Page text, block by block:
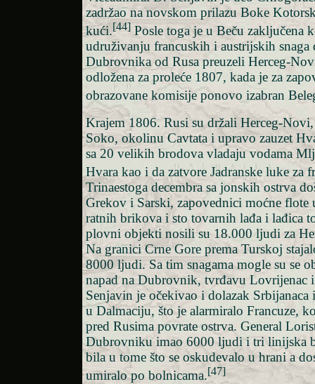
zadržao na novskom prilazu Boke
kući.[44] Posle toga je u Beču zaključena
udruživanju francuskih i austrijskih snaga
Dubrovnika od Rusa preuzeli Herceg-
odložena za proleće 1807, kada je za
obrazovane komisije ponovo izabran
Krajem 1806. Rusi su držali Herceg-
Soko, okolinu Cavtata i upravo zauzet
sa 20 velikih brodova vladaju vodama
Hvara kao i da zatvore Jadranske luke za
Trinaestoga decembra sa jonskih ostrva
Grekov i Sarski, zapovednici moćne flote
ratnih brikova i sto tovarnih lađa i lađica
plovni objekti nosili su 18.000 ljudi za
Na granici Crne Gore prema Turskoj
8000 ljudi. Sa tim snagama mogle su se
napad na Dubrovnik, tvrđavu Lovrijenac
Senjavin je očekivao i dolazak Srbijanaca
u Dalmaciju, što je alarmiralo Francuze,
pred Rusima povrate ostrva. General
Dubrovniku imao 6000 ljudi i tri linijska
bila u tome što se oskudevalo u hrani a
umiralo po bolnicama.[47]